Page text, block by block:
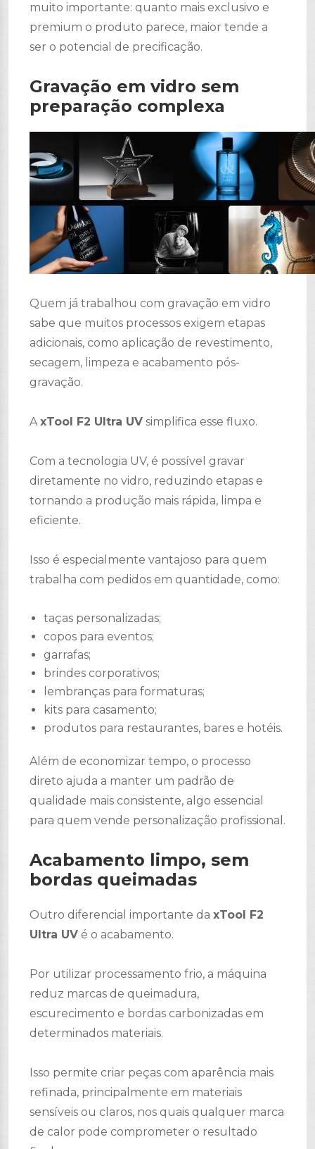
muito importante: quanto mais exclusivo e
premium o produto parece, maior tende a
ser o potencial de precificação.
Gravação em vidro sem
preparação complexa
Quem já trabalhou com gravação em vidro
sabe que muitos processos exigem etapas
adicionais, como aplicação de revestimento,
secagem, limpeza e acabamento pós-
gravação.
AxTool F2 Ultra UV simplifica esse fluxo.
Com a tecnologia UV, é possível gravar
diretamente no vidro, reduzindo etapas e
tornando a produção mais rápida, limpa e
eficiente.
Isso é especialmente vantajoso para quem
trabalha com pedidos em quantidade, como:
taças personalizadas;
copos para eventos;
garrafas;
brindes corporativos;
lembranças para formaturas;
kits para casamento;
produtos para restaurantes, bares e hotéis.
Além de economizar tempo, o processo
direto ajuda a manter um padrão de
qualidade mais consistente, algo essencial
para quem vende personalização profissional.
Acabamento limpo, sem
bordas queimadas
Outro diferencial importante da xTool F2
Ultra UV é o acabamento.
Por utilizar processamento frio, a máquina
reduz marcas de queimadura,
escurecimento e bordas carbonizadas em
determinados materiais.
Isso permite criar peças com aparência mais
refinada, principalmente em materiais
sensíveis ou claros, nos quais qualquer marca
de calor pode comprometer o resultado